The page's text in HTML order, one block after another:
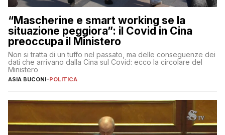
“Mascherine e smart working se la
situazione peggiora”: il Covid in Cina
preoccupa il Ministero
Non si tratta di un tuffo nel passato, ma delle conseguenze dei
dati che arrivano dalla Cina sul Covid: ecco la circolare del
Ministero
ASIA BUCONI-POLITICA